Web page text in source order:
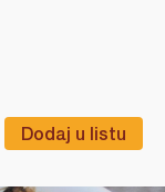
Dodaj u listu